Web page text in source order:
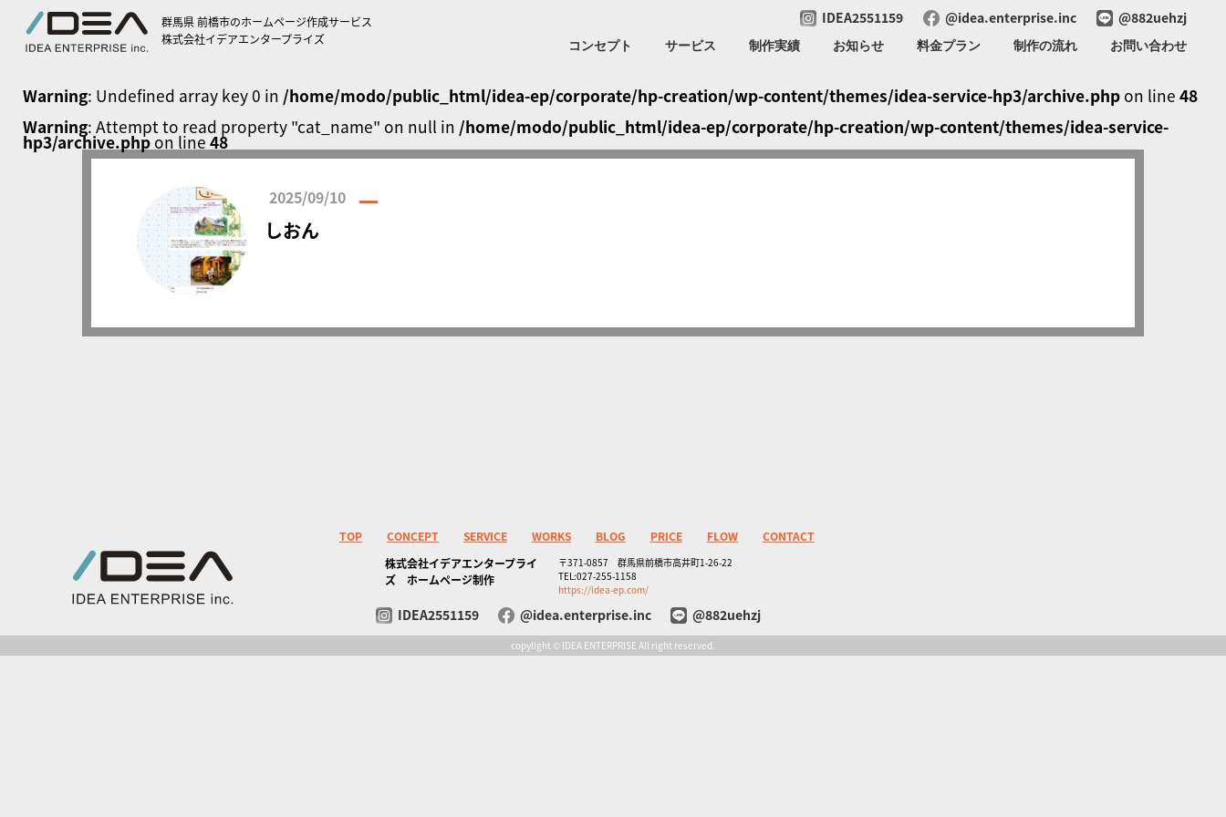
群馬県 前橋市のホームページ作成サービス
株式会社イデアエンタープライズ
IDEA2551159 @idea.enterprise.inc @882uehzj
コンセプト サービス 制作実績 お知らせ 料金プラン 制作の流れ お問い合わせ
BLOG ARCHIVE
ブログ アーカイブ
Warning: Undefined array key 0 in /home/modo/public_html/idea-ep/corporate/hp-creation/wp-content/themes/idea-service-hp3/archive.php on line 48
Warning: Attempt to read property "cat_name" on null in /home/modo/public_html/idea-ep/corporate/hp-creation/wp-content/themes/idea-service-
hp3/archive.php on line 48
2025/09/10
しおん
TOP CONCEPT SERVICE WORKS BLOG PRICE FLOW
CONTACT
株式会社イデアエンタープライ
ズ ホームページ制作
〒371-0857 群馬県前橋市高井町1-26-22
TEL:027-255-1158
https://idea-ep.com/
IDEA2551159 @idea.enterprise.inc @882uehzj
copylight © IDEA ENTERPRISE All right reserved.